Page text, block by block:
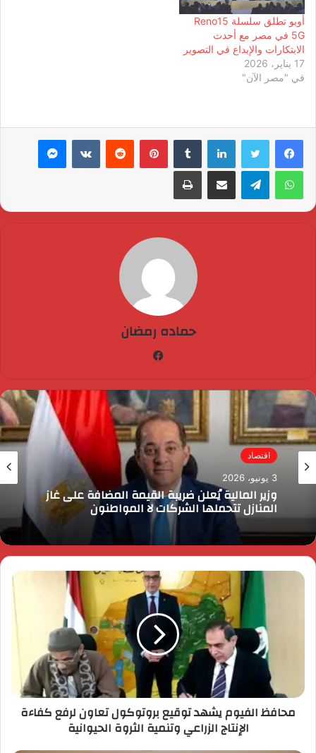
أوبو تطلق سلسلة Reno15
5G في مصر مع أحدث
الابتكارات والإبداع في التصوير
17 يناير، 2026
في "مصر الآن"
لينكدإن بينتيريست ماسنجر
واتساب تيلقرام مشاركة عبر البريد طباعة
حماده رمضان
اقتصاد
3 يونيو، 2026
وزير المالية يُعلن ضريبة القيمة المضافة على غاز
المنازل تتحملها الشركات لا المواطنون
محافظ الفيوم يشهد توقيع بروتوكول تعاون لرفع كفاءة
الإنتاج الزراعي وتنمية الثروة الحيوانية